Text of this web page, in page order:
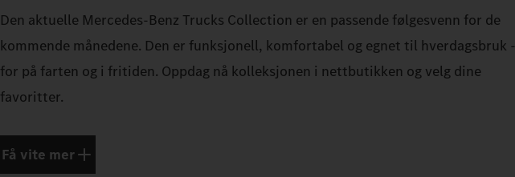
Den aktuelle Mercedes‑Benz Trucks Collection er en passende følgesvenn for de
kommende månedene. Den er funksjonell, komfortabel og egnet til hverdagsbruk -
for på farten og i fritiden. Oppdag nå kolleksjonen i nettbutikken og velg dine
favoritter.
Få vite mer